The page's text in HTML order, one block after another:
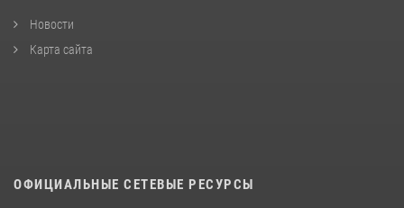
Новости
Карта сайта
ОФИЦИАЛЬНЫЕ СЕТЕВЫЕ РЕСУРСЫ